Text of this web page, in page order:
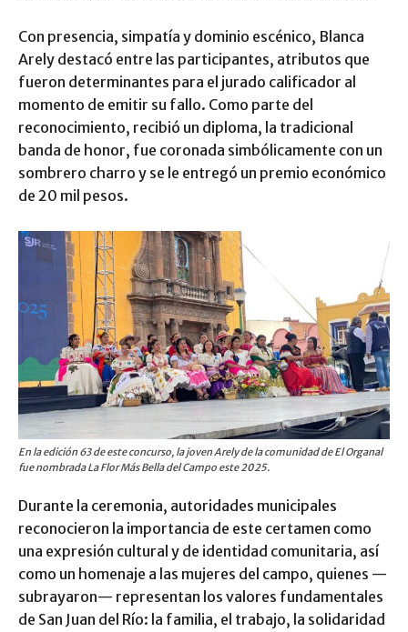
Con presencia, simpatía y dominio escénico, Blanca
Arely destacó entre las participantes, atributos que
fueron determinantes para el jurado calificador al
momento de emitir su fallo. Como parte del
reconocimiento, recibió un diploma, la tradicional
banda de honor, fue coronada simbólicamente con un
sombrero charro y se le entregó un premio económico
de 20 mil pesos.
En la edición 63 de este concurso, la joven Arely de la comunidad de El Organal
fue nombrada La Flor Más Bella del Campo este 2025.
Durante la ceremonia, autoridades municipales
reconocieron la importancia de este certamen como
una expresión cultural y de identidad comunitaria, así
como un homenaje a las mujeres del campo, quienes —
subrayaron— representan los valores fundamentales
de San Juan del Río: la familia, el trabajo, la solidaridad